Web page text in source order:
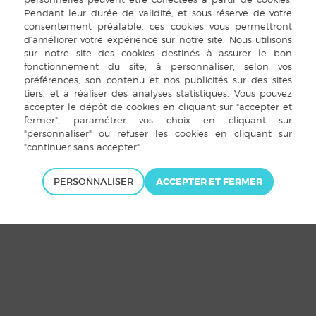
Louvigné-de-Bais 2015 |Mentions légales|Plan du site|Cookies
PERSONNALISER